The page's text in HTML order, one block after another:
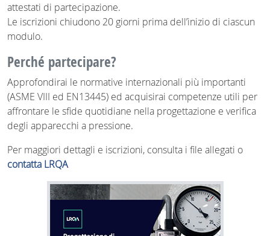
attestati di partecipazione.
Le iscrizioni chiudono 20 giorni prima dell’inizio di ciascun
modulo.
Perché partecipare?
Approfondirai le normative internazionali più importanti
(ASME VIII ed EN13445) ed acquisirai competenze utili per
affrontare le sfide quotidiane nella progettazione e verifica
degli apparecchi a pressione.
Per maggiori dettagli e iscrizioni, consulta i file allegati o
contatta LRQA